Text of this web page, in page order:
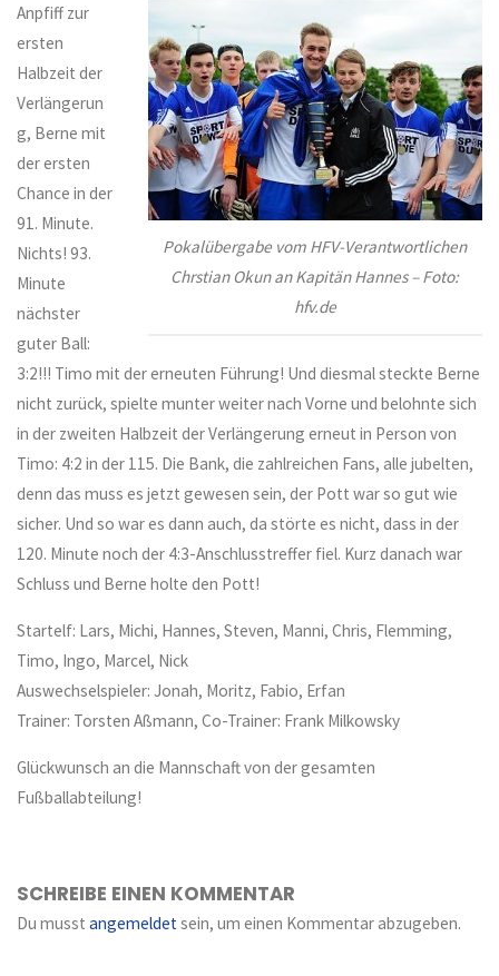
Pokalübergabe vom HFV-Verantwortlichen
Chrstian Okun an Kapitän Hannes – Foto:
hfv.de
Anpfiff zur
ersten
Halbzeit der
Verlängerun
g, Berne mit
der ersten
Chance in der
91. Minute.
Nichts! 93.
Minute
nächster
guter Ball:
3:2!!! Timo mit der erneuten Führung! Und diesmal steckte Berne
nicht zurück, spielte munter weiter nach Vorne und belohnte sich
in der zweiten Halbzeit der Verlängerung erneut in Person von
Timo: 4:2 in der 115. Die Bank, die zahlreichen Fans, alle jubelten,
denn das muss es jetzt gewesen sein, der Pott war so gut wie
sicher. Und so war es dann auch, da störte es nicht, dass in der
120. Minute noch der 4:3-Anschlusstreffer fiel. Kurz danach war
Schluss und Berne holte den Pott!
Startelf: Lars, Michi, Hannes, Steven, Manni, Chris, Flemming,
Timo, Ingo, Marcel, Nick
Auswechselspieler: Jonah, Moritz, Fabio, Erfan
Trainer: Torsten Aßmann, Co-Trainer: Frank Milkowsky
Glückwunsch an die Mannschaft von der gesamten
Fußballabteilung!
SCHREIBE EINEN KOMMENTAR
Du musstangemeldetsein, um einen Kommentar abzugeben.